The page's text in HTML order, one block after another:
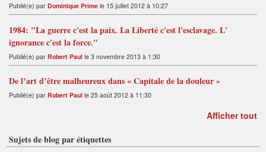
Publié(e) par Dominique Prime le 15 juillet 2012 à 10:27
1984: "La guerre c'est la paix. La Liberté c'est l'esclavage. L'
ignorance c'est la force."
Publié(e) par Robert Paul le 3 novembre 2013 à 1:30
De l’art d’être malheureux dans « Capitale de la douleur »
Publié(e) par Robert Paul le 25 août 2012 à 11:30
Afficher tout
Sujets de blog par étiquettes